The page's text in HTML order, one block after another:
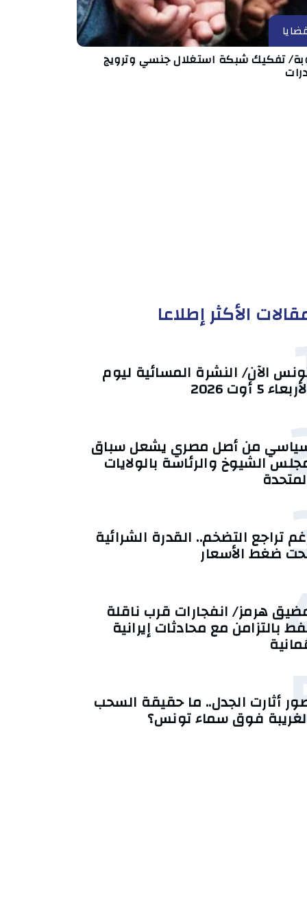
تفكيك شبكة استغلال جنسي وترويج
الأكثر إطلاعا
الآن/ النشرة المسائية ليوم
5 أوت 2026
من أصل مصري يشعل سباق
الشيوخ والرئاسة بالولايات
تراجع التضخم.. القدرة الشرائية
ضغط الأسعار
هرمز/ انفجارات قرب ناقلة
بالتزامن مع محادثات إيرانية
أثارت الجدل.. ما حقيقة السحب
فوق سماء تونس؟